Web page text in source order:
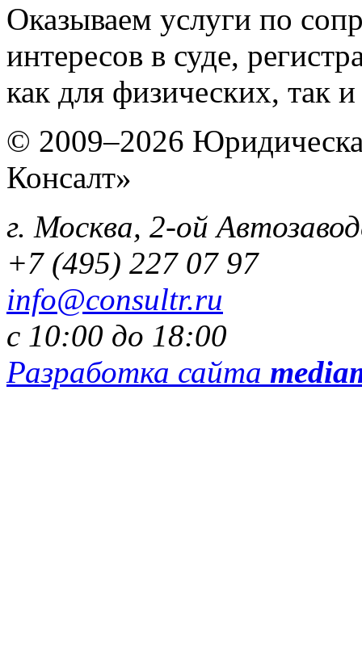
Оказываем услуги по
интересов в суде,
как для физических, так
© 2009–2026
Консалт»
г. Москва, 2-ой
+7 (495) 227 07 97
info@consultr.ru
с 10:00 до 18:00
Разработка сайта